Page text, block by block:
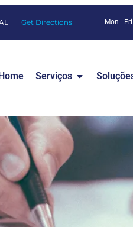
Get Directions Mon -
Serviços